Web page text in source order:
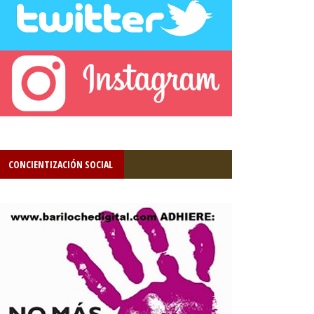
CONCIENTIZACIÓN SOCIAL